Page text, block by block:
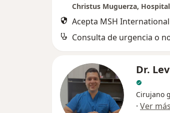
Christus Muguerza,
Acepta MSH International
Consulta de urgencia o
Dr.
Cirujano
· Ver más